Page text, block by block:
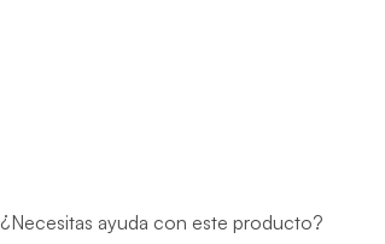
¿Necesitas ayuda con este producto?